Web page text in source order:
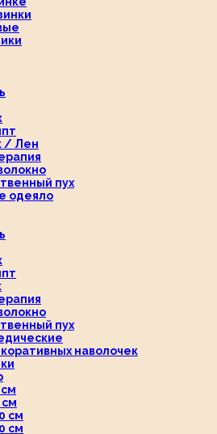
/ Лен
пух
одеяло
пух
наволочек
см
см
см